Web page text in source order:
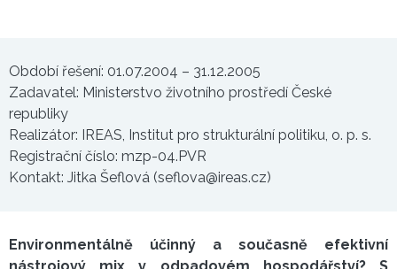
Období řešení: 01.07.2004 – 31.12.2005
Zadavatel: Ministerstvo životního prostředí České
republiky
Realizátor: IREAS, Institut pro strukturální politiku, o. p. s.
Registrační číslo: mzp-04.PVR
Kontakt: Jitka Šeflová (seflova@ireas.cz)
Environmentálně účinný a současně efektivní